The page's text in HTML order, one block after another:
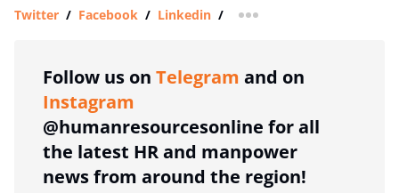
Twitter / Facebook / Linkedin / more sharing option
Follow us on Telegram and on
Instagram
@humanresourcesonline for all
the latest HR and manpower
news from around the region!